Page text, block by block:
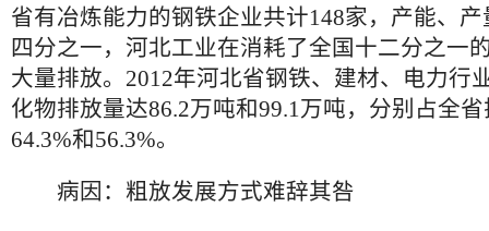
省有冶炼能力的钢铁企业共计148家，产能、
四分之一，河北工业在消耗了全国十二分之一
大量排放。2012年河北省钢铁、建材、电力行
化物排放量达86.2万吨和99.1万吨，分别占全
64.3%和56.3%。
病因：粗放发展方式难辞其咎